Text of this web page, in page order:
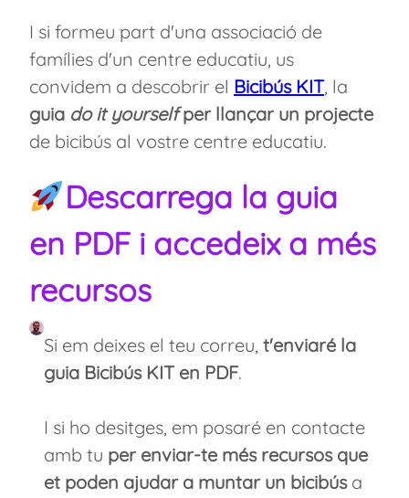
I si formeu part d'una associació de
famílies d'un centre educatiu, us
convidem a descobrir el Bicibús KIT, la
guia do it yourselfper llançar un projecte
de bicibús al vostre centre educatiu.
Descarrega la guia
en PDF i accedeix a més
recursos
Si em deixes el teu correu,t'enviaré la
guia Bicibús KIT en PDF.
I si ho desitges, em posaré en contacte
amb tu per enviar-te més recursos que
et poden ajudar a muntar un bicibúsa